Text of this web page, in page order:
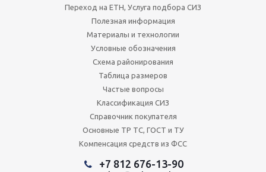
Переход на ЕТН, Услуга подбора СИЗ
Полезная информация
Материалы и технологии
Условные обозначения
Схема районирования
Таблица размеров
Частые вопросы
Классификация СИЗ
Справочник покупателя
Основные ТР ТС, ГОСТ и ТУ
Компенсация средств из ФСС
+7 812 676-13-90